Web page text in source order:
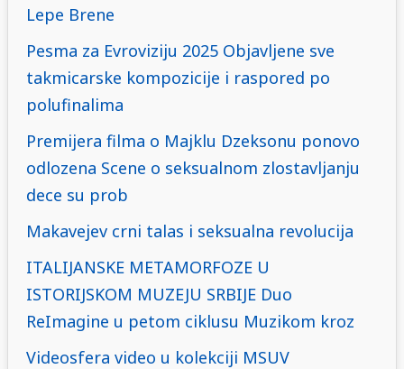
Lepe Brene
Pesma za Evroviziju 2025 Objavljene sve
takmicarske kompozicije i raspored po
polufinalima
Premijera filma o Majklu Dzeksonu ponovo
odlozena Scene o seksualnom zlostavljanju
dece su prob
Makavejev crni talas i seksualna revolucija
ITALIJANSKE METAMORFOZE U
ISTORIJSKOM MUZEJU SRBIJE Duo
ReImagine u petom ciklusu Muzikom kroz
Videosfera video u kolekciji MSUV